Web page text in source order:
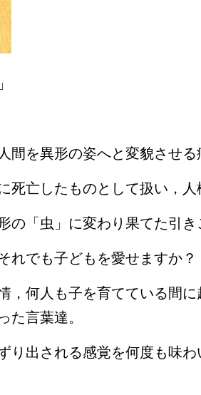
間を異形の姿へと変貌させる
死亡したものとして扱い，人
の「虫」に変わり果てた引き
れでも子どもを愛せますか？
，何人も子を育てている間
た言葉達。
り出される感覚を何度も味わ